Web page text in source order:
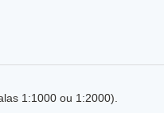
Planta de localização atualizada, com indicação do local da obra e do imóvel classificado (escalas 1:1000 ou 1:2000).